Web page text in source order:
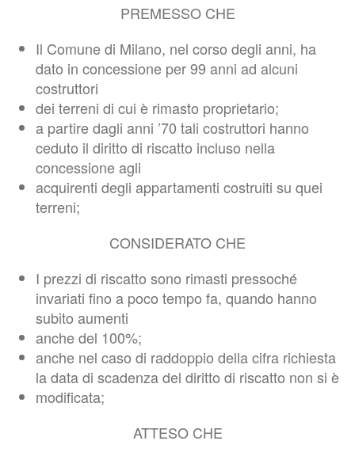
PREMESSO CHE
Il Comune di Milano, nel corso degli anni, ha
dato in concessione per 99 anni ad alcuni
costruttori
dei terreni di cui è rimasto proprietario;
a partire dagli anni ’70 tali costruttori hanno
ceduto il diritto di riscatto incluso nella
concessione agli
acquirenti degli appartamenti costruiti su quei
terreni;
CONSIDERATO CHE
I prezzi di riscatto sono rimasti pressoché
invariati fino a poco tempo fa, quando hanno
subito aumenti
anche del 100%;
anche nel caso di raddoppio della cifra richiesta
la data di scadenza del diritto di riscatto non si è
modificata;
ATTESO CHE